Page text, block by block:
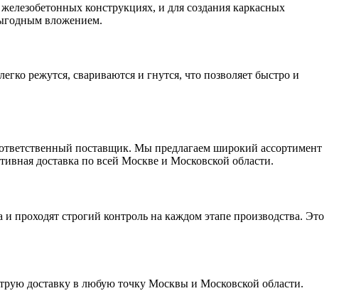
конструкциях, и для создания каркасных
вложением.
режутся, свариваются и гнутся, что позволяет быстро и
поставщик. Мы предлагаем широкий ассортимент
доставка по всей Москве и Московской области.
проходят строгий контроль на каждом этапе производства. Это
доставку в любую точку Москвы и Московской области.